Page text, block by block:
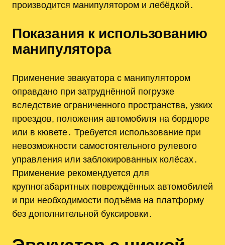
производится манипулятором и лебёдкой․
Показания к использованию
манипулятора
Применение эвакуатора с манипулятором
оправдано при затруднённой погрузке
вследствие ограниченного пространства, узких
проездов, положения автомобиля на бордюре
или в кювете․ Требуется использование при
невозможности самостоятельного рулевого
управления или заблокированных колёсах․
Применение рекомендуется для
крупногабаритных повреждённых автомобилей
и при необходимости подъёма на платформу
без дополнительной буксировки․